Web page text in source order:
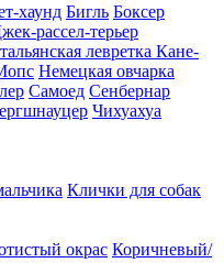
хаунд Бигль Боксер
рассел-терьер
левретка Кане-
Немецкая овчарка
Самоед Сенбернар
Чихуахуа
Клички для собак
окрас Коричневый/